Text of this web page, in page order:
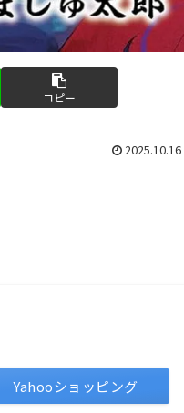
コピー
2025.10.16
Yahooショッピング